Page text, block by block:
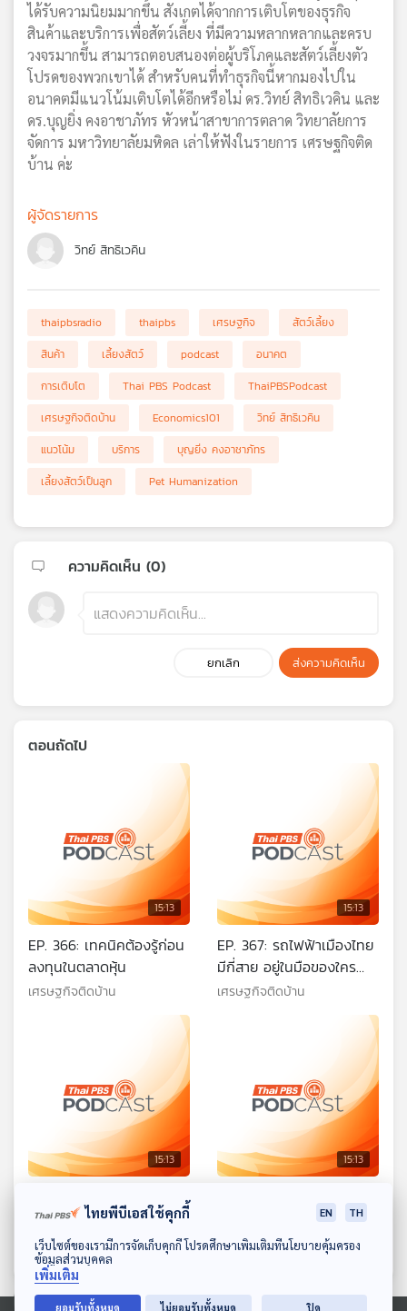
ดาวน์โหลด Thai PBS Podcast Application
ได้รับความนิยมมากขึ้น สังเกตได้จากการเติบโตของธุรกิจ
สินค้าและบริการเพื่อสัตว์เลี้ยง ที่มีความหลากหลากและครบ
วงจรมากขึ้น สามารถตอบสนองต่อผู้บริโภคและสัตว์เลี้ยงตัว
โปรดของพวกเขาได้ สำหรับคนที่ทำธุรกิจนี้หากมองไปใน
อนาคตมีแนวโน้มเติบโตได้อีกหรือไม่ ดร.วิทย์ สิทธิเวคิน และ
ดร.บุญยิ่ง คงอาชาภัทร หัวหน้าสาขาการตลาด วิทยาลัยการ
จัดการ มหาวิทยาลัยมหิดล เล่าให้ฟังในรายการ เศรษฐกิจติด
บ้าน ค่ะ
ผู้จัดรายการ
วิทย์ สิทธิเวคิน
thaipbsradio thaipbs เศรษฐกิจ
สัตว์เลี้ยง
สินค้า
เลี้ยงสัตว์ podcast
อนาคต
การเติบโต
Thai PBS Podcast
ThaiPBSPodcast
เศรษฐกิจติดบ้าน
Economics101
วิทย์ สิทธิเวคิน
แนวโน้ม
บริการ
บุญยิ่ง คงอาชาภัทร
เลี้ยงสัตว์เป็นลูก
Pet Humanization
ความคิดเห็น (0)
ยกเลิก ส่งความคิดเห็น
ตอนถัดไป
15:13
EP. 366: เทคนิคต้องรู้ก่อน
ลงทุนในตลาดหุ้น
เศรษฐกิจติดบ้าน
15:13
EP. 367: รถไฟฟ้าเมืองไทย
มีกี่สาย อยู่ในมือของใคร
บ้าง
เศรษฐกิจติดบ้าน
15:13
ประหยัดและคุ้มค่ากว่าป้าย
แดงจริงหรือ
เศรษฐกิจติดบ้าน
15:13
และสินค้าเกษตรไทย ให้
ยั่งยืนและเป็นที่ยอมรับมาก
เศรษฐกิจติดบ้าน
ไทยพีบีเอสใช้คุกกี้ EN TH
เว็บไซต์ของเรามีการจัดเก็บคุกกี้ โปรดศึกษาเพิ่มเติมที่นโยบายคุ้มครอง
ข้อมูลส่วนบุคคล
เพิ่มเติม
ยอมรับทั้งหมด ไม่ยอมรับทั้งหมด ปิด